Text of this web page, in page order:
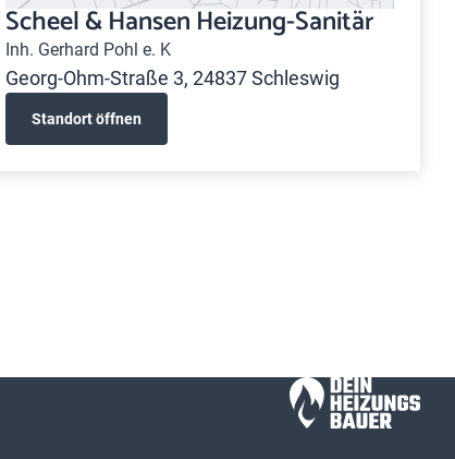
Scheel & Hansen Heizung-Sanitär
Inh. Gerhard Pohl e. K
Georg-Ohm-Straße 3, 24837 Schleswig
Standort öffnen